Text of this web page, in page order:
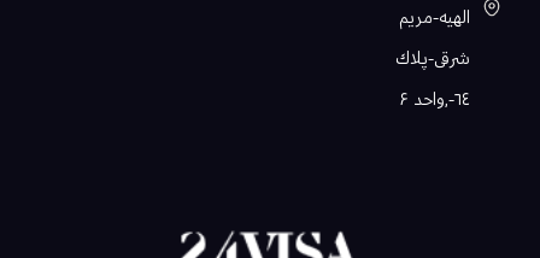
الهيه-مريم
شرقى-پلاك
٦٤-,واحد ۶